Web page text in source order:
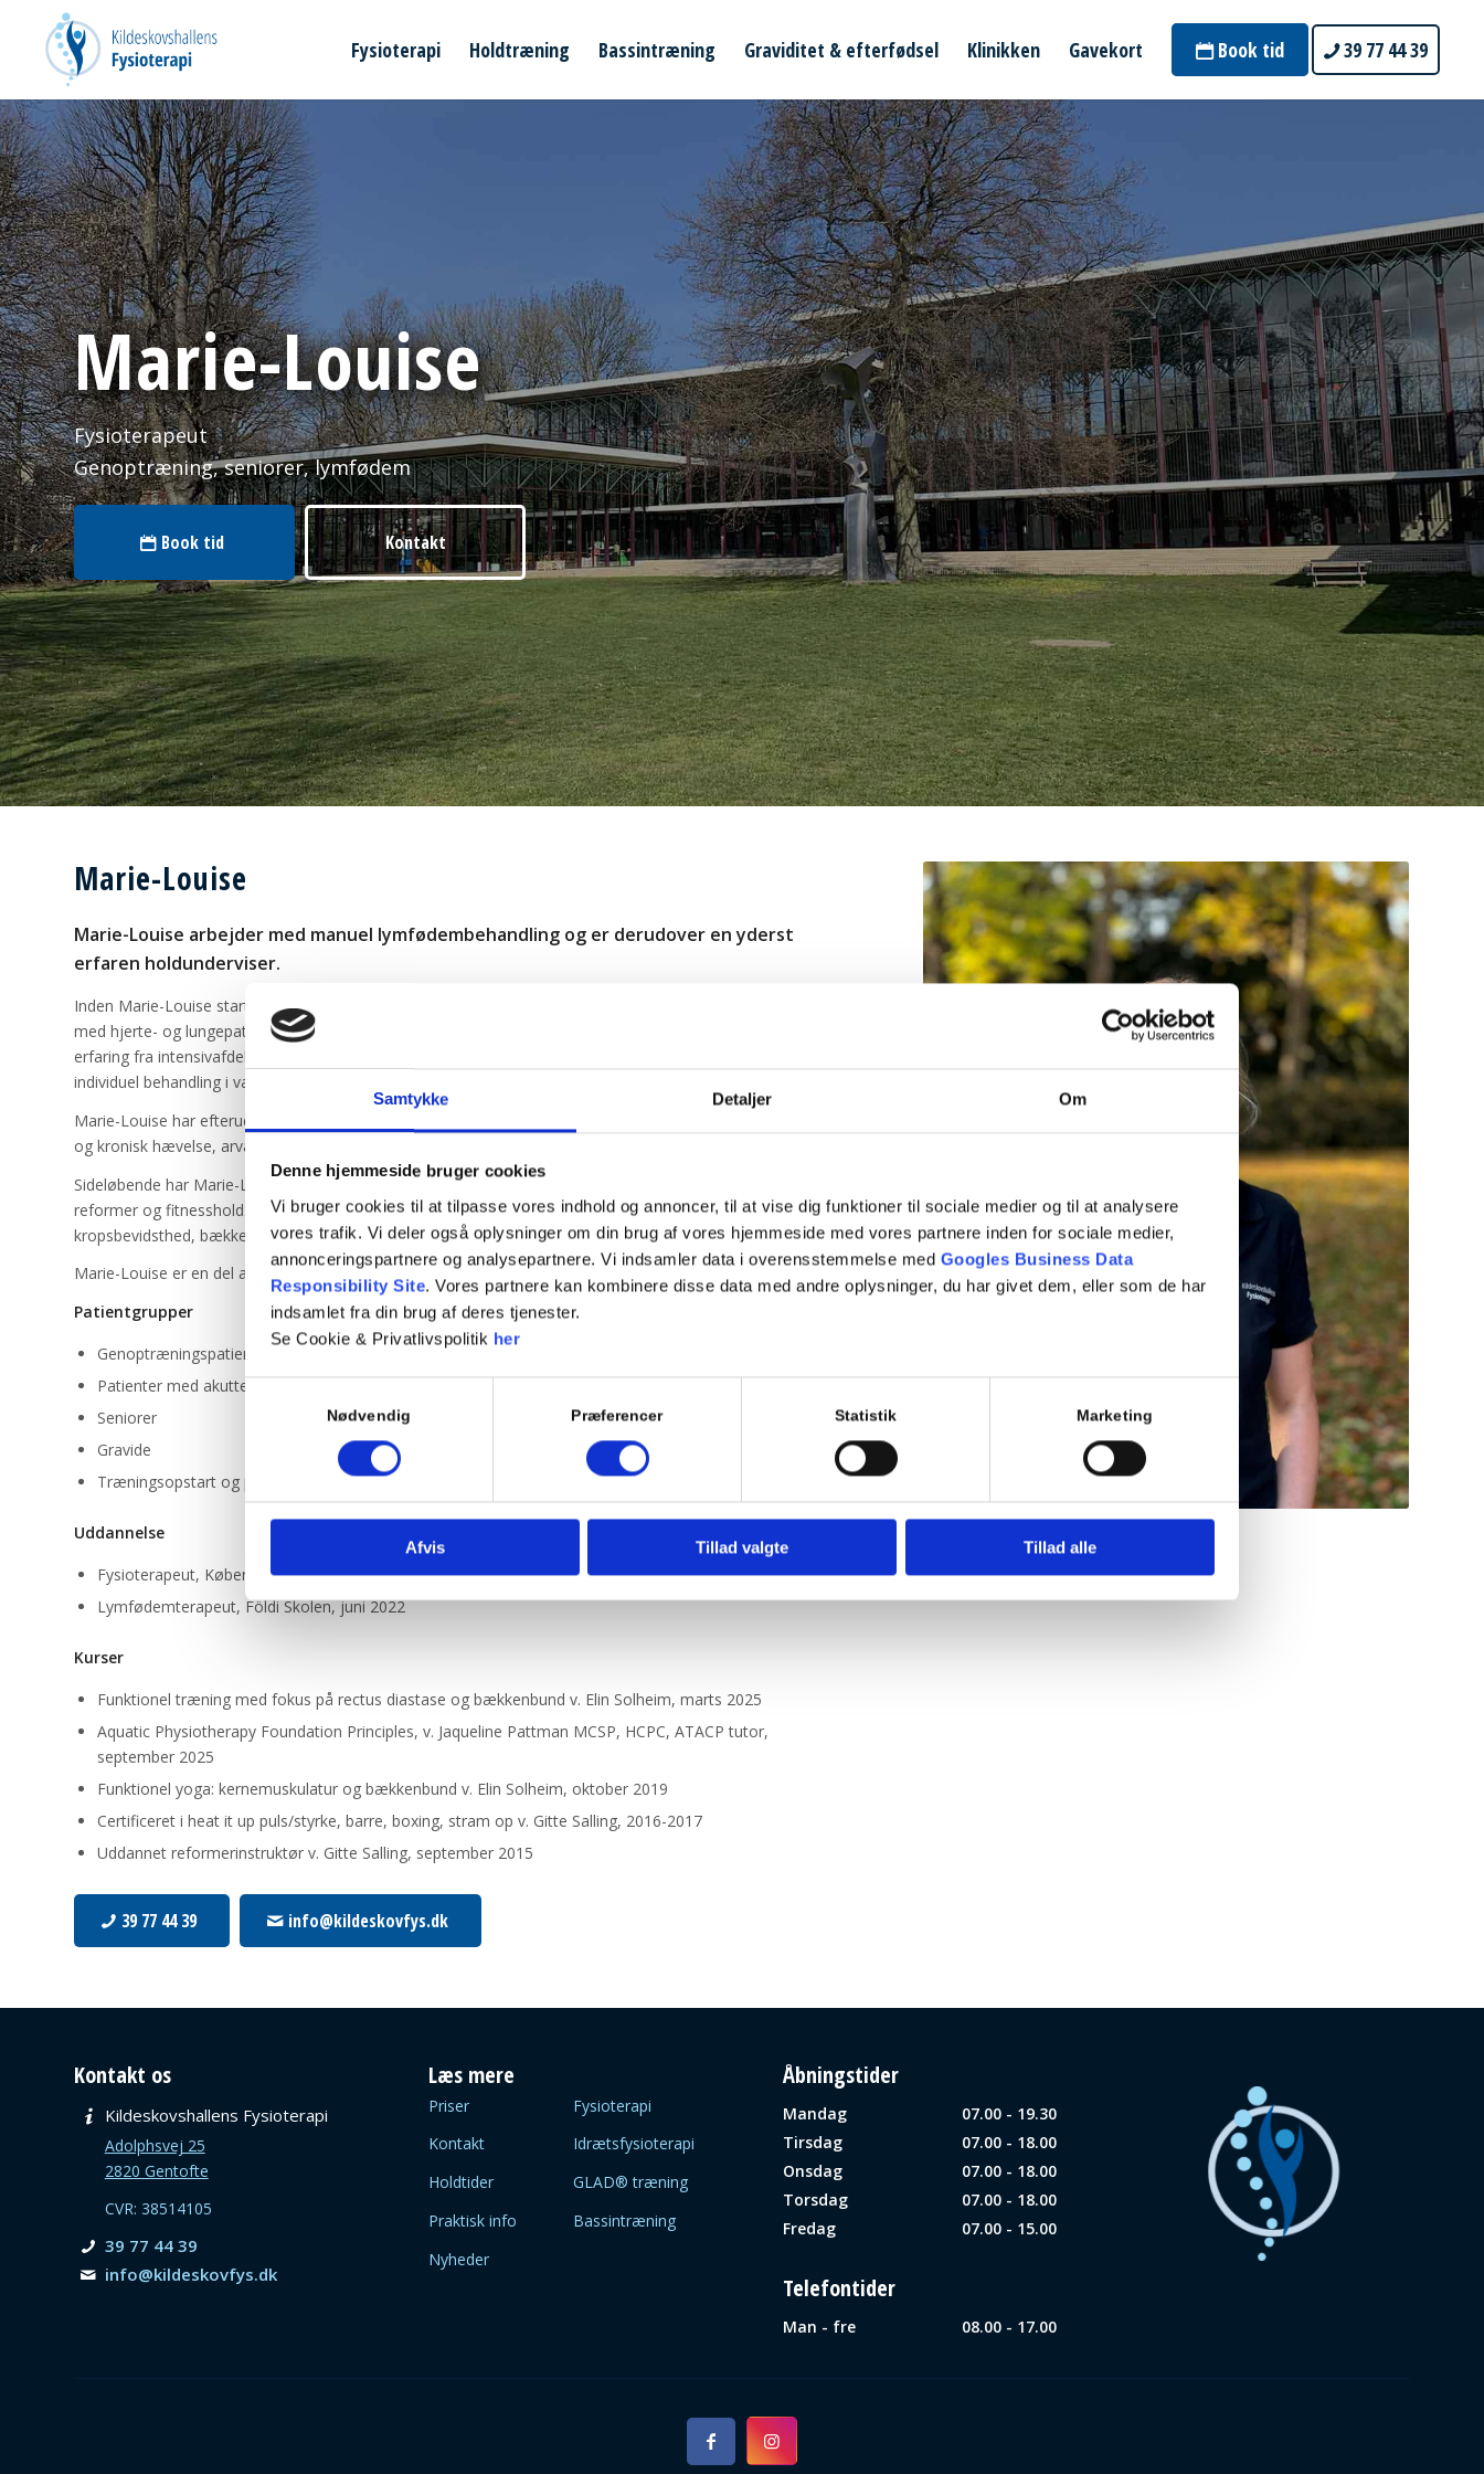
Samtykke Detaljer Om
Denne hjemmeside bruger cookies
Vi bruger cookies til at tilpasse vores indhold og annoncer, til at vise dig funktioner til sociale medier og til at analysere
vores trafik. Vi deler også oplysninger om din brug af vores hjemmeside med vores partnere inden for sociale medier,
annonceringspartnere og analysepartnere. Vi indsamler data i overensstemmelse med Googles Business Data
Responsibility Site. Vores partnere kan kombinere disse data med andre oplysninger, du har givet dem, eller som de har
indsamlet fra din brug af deres tjenester.
Se Cookie & Privatlivspolitik her
Samtykkevalg
Nødvendig Præferencer Statistik Marketing
Afvis Tillad valgte Tillad alle
Fysioterapi Holdtræning Bassintræning Graviditet & efterfødsel Klinikken Gavekort Book tid 39 77 44 39
Marie-Louise
Fysioterapeut
Genoptræning, seniorer, lymfødem
Book tid Kontakt
Marie-Louise
Marie-Louise arbejder med manuel lymfødembehandling og er derudover en yderst
erfaren holdunderviser.
Inden Marie-Louise startede på klinikken, har hun været ansat 5 år på Rigshospitalet, hvor hun har arbejdet
med hjerte- og lungepatienter. Hun har haft mange komplekse og langvarige forløb, og har også stor
erfaring fra intensivafdelingen. Marie-Louise tilbyder behandling uden for sygesikringen, både på land og
individuel behandling i varmtvandsbassin.
Marie-Louise har efteruddannet sig til manuel lymfødemterapeut og kan tilbyde behandling rettet mod akut
og kronisk hævelse, arvævsbehandling samt rådgivning om kompression. Det kan du læse mere om her.
Sideløbende har Marie-Louise erhvervet sig solid erfaring som holdtræner gennem 10 år, særligt inden for
reformer og fitnesshold. På klinikken tilbyder Marie-Louise bl.a. de populære mave-ryg hold med fokus på
kropsbevidsthed, bækkenbund og mobilitet samt balancehold.
Marie-Louise er en del af vores gravid- og efterfødselsteam og er selv mor til to børn fra 2014 og 2016.
Patientgrupper
Genoptræningspatienter
Patienter med akutte og kroniske hævelser
Seniorer
Gravide
Træningsopstart og personlig træning
Uddannelse
Fysioterapeut, Københavns Professionshøjskole, juni 2020
Lymfødemterapeut, Földi Skolen, juni 2022
Kurser
Funktionel træning med fokus på rectus diastase og bækkenbund v. Elin Solheim, marts 2025
Aquatic Physiotherapy Foundation Principles, v. Jaqueline Pattman MCSP, HCPC, ATACP tutor,
september 2025
Funktionel yoga: kernemuskulatur og bækkenbund v. Elin Solheim, oktober 2019
Certificeret i heat it up puls/styrke, barre, boxing, stram op v. Gitte Salling, 2016-2017
Uddannet reformerinstruktør v. Gitte Salling, september 2015
39 77 44 39 info@kildeskovfys.dk
Kontakt os
Kildeskovshallens Fysioterapi
Adolphsvej 25
2820 Gentofte
CVR: 38514105
39 77 44 39
info@­kildeskovfys.dk
Læs mere
Priser
Kontakt
Holdtider
Praktisk info
Nyheder
Fysioterapi
Idrætsfysioterapi
GLAD® træning
Bassintræning
Åbningstider
Mandag
07.00 - 19.30
Tirsdag
07.00 - 18.00
Onsdag
07.00 - 18.00
Torsdag
07.00 - 18.00
Fredag
07.00 - 15.00
Telefontider
Man - fre 08.00 - 17.00